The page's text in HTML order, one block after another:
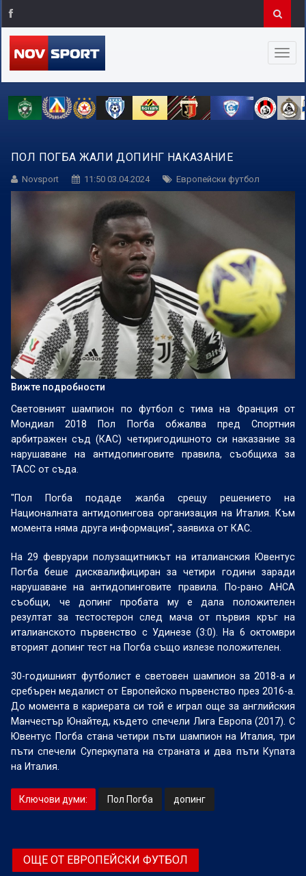
ПОЛ ПОГБА ЖАЛИ ДОПИНГ НАКАЗАНИЕ
Novsport 11:50 03.04.2024 Европейски футбол
Вижте подробности
Световният шампион по футбол с тима на Франция от
Мондиал 2018 Пол Погба обжалва пред Спортния
арбитражен съд (КАС) четиригодишното си наказание за
нарушаване на антидопинговите правила, съобщиха за
ТАСС от съда.
"Пол Погба подаде жалба срещу решението на
Националната антидопингова организация на Италия. Към
момента няма друга информация", заявиха от КАС.
На 29 февруари полузащитникът на италианския Ювентус
Погба беше дисквалифициран за четири години заради
нарушаване на антидопинговите правила. По-рано АНСА
съобщи, че допинг пробата му е дала положителен
резултат за тестостерон след мача от първия кръг на
италианското първенство с Удинезе (3:0). На 6 октомври
вторият допинг тест на Погба също излезе положителен.
30-годишният футболист е световен шампион за 2018-а и
сребърен медалист от Европейско първенство през 2016-а.
До момента в кариерата си той е играл още за английския
Манчестър Юнайтед, където спечели Лига Европа (2017). С
Ювентус Погба стана четири пъти шампион на Италия, три
пъти спечели Суперкупата на страната и два пъти Купата
на Италия.
Ключови думи: Пол Погба допинг
ОЩЕ ОТ ЕВРОПЕЙСКИ ФУТБОЛ